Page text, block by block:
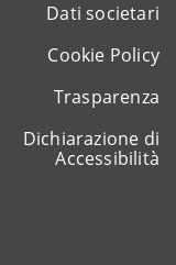
Dati societari
Cookie Policy
Trasparenza
Dichiarazione di
Accessibilità